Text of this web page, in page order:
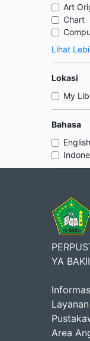
Art
Chart
Lihat
Lokasi
My
Bahasa
English
YA
Layanan
Area